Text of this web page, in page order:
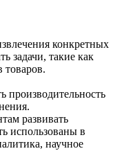
конкретных
задачи, такие как
товаров.
производительность
развивать
использованы в
научное